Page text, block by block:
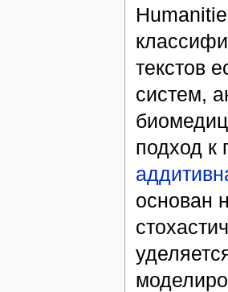
текстов
систем,
подход к
основан